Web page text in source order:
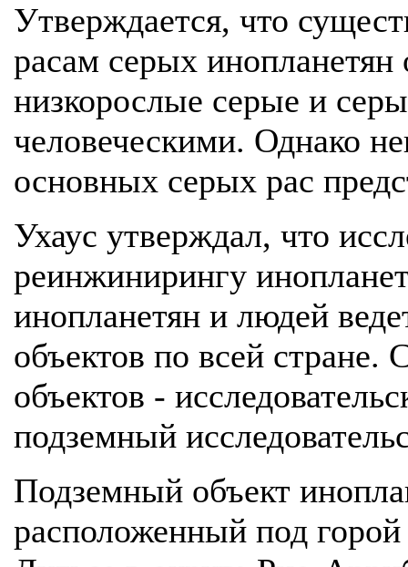
Утверждается, что
расам серых инопланетян
низкорослые серые и
человеческими. Однако
основных серых рас
Ухаус утверждал, что
реинжинирингу
инопланетян и людей
объектов по всей стране.
объектов -
подземный
Подземный объект
расположенный под